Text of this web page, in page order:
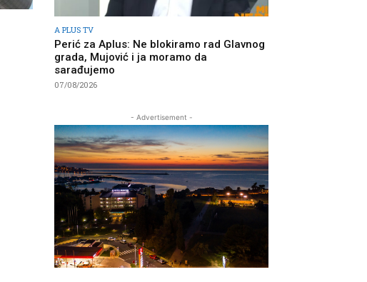
A PLUS TV
Perić za Aplus: Ne blokiramo rad Glavnog
grada, Mujović i ja moramo da
sarađujemo
07/08/2026
- Advertisement -